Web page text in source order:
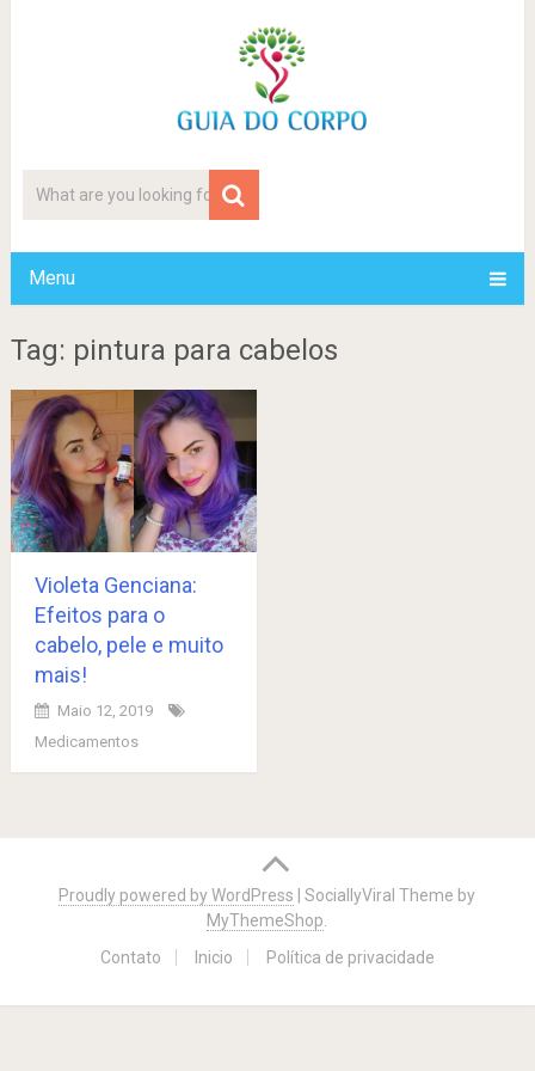
Menu
Tag: pintura para cabelos
Violeta Genciana:
Efeitos para o
cabelo, pele e muito
mais!
Maio 12, 2019
Medicamentos
navigation
Proudly powered by WordPress |SociallyViral Theme by
MyThemeShop.
Contato
Inicio Política de privacidade